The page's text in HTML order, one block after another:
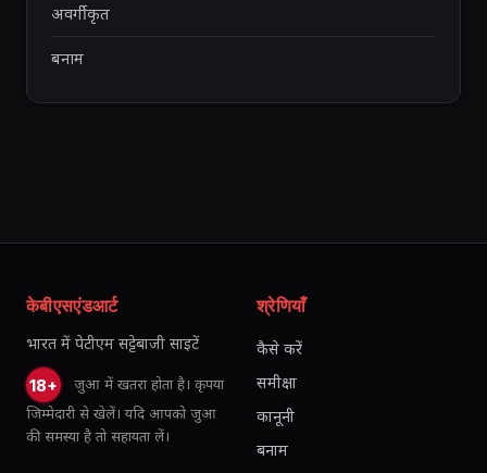
अवर्गीकृत
बनाम
केबीएसएंडआर्ट
भारत में पेटीएम सट्टेबाजी साइटें
18+
जुआ में खतरा होता है। कृपया
जिम्मेदारी से खेलें। यदि आपको जुआ
की समस्या है तो सहायता लें।
श्रेणियाँ
कैसे करें
समीक्षा
कानूनी
बनाम